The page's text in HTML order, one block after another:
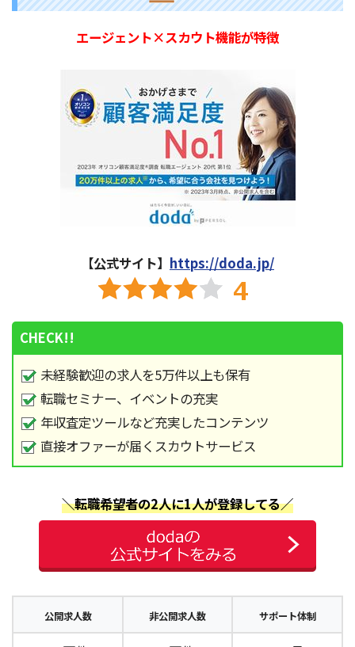
エージェント×スカウト機能が特徴
【公式サイト】 https://doda.jp/
CHECK!!
未経験歓迎の求人を5万件以上も保有
転職セミナー、イベントの充実
年収査定ツールなど充実したコンテンツ
直接オファーが届くスカウトサービス
＼転職希望者の2人に1人が登録してる／
公開求人数 非公開求人数 サポート体制